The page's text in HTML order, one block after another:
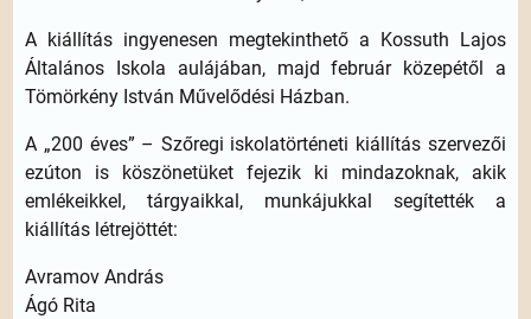
A kiállítás ingyenesen megtekinthető a Kossuth Lajos
Általános Iskola aulájában, majd február közepétől a
Tömörkény István Művelődési Házban.
A „200 éves” – Szőregi iskolatörténeti kiállítás szervezői
ezúton is köszönetüket fejezik ki mindazoknak, akik
emlékeikkel, tárgyaikkal, munkájukkal segítették a
kiállítás létrejöttét:
Avramov András
Ágó Rita